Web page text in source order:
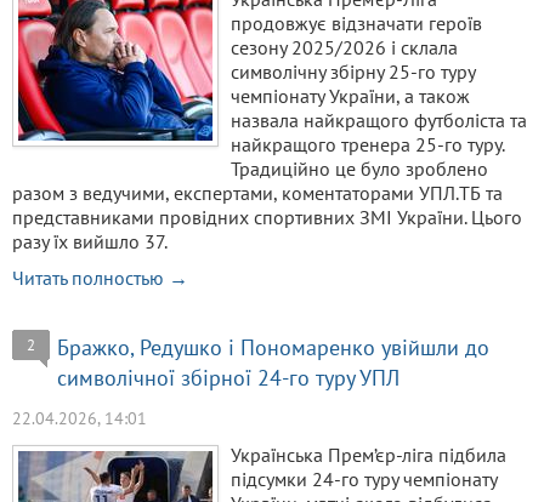
продовжує відзначати героїв
сезону 2025/2026 і склала
символічну збірну 25-го туру
чемпіонату України, а також
назвала найкращого футболіста та
найкращого тренера 25-го туру.
Традиційно це було зроблено
разом з ведучими, експертами, коментаторами УПЛ.ТБ та
представниками провідних спортивних ЗМІ України. Цього
разу їх вийшло 37.
Читать полностью →
2
Бражко, Редушко і Пономаренко увійшли до
символічної збірної 24-го туру УПЛ
22.04.2026, 14:01
Українська Прем’єр-ліга підбила
підсумки 24-го туру чемпіонату